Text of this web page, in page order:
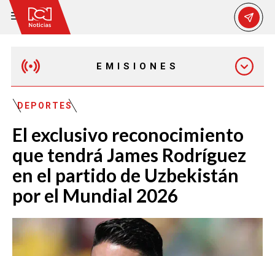
EMISIONES
EMISIÓN 12:30 PM
EMISIÓN 7:00 PM
EMISIÓN 11:30 PM
DEPORTES
El exclusivo reconocimiento
que tendrá James Rodríguez
en el partido de Uzbekistán
por el Mundial 2026